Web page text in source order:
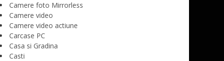
Camere foto Mirrorless
Camere video
Camere video actiune
Carcase PC
Casa si Gradina
Casti